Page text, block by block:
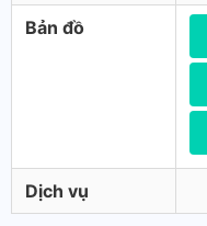
Bản đồ
Dịch vụ